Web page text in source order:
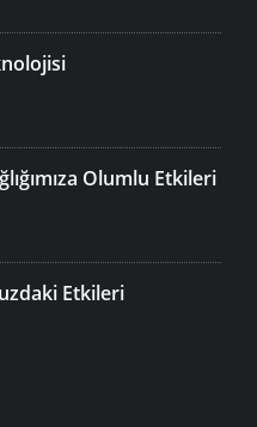
Olumlu Etkileri
Etkileri